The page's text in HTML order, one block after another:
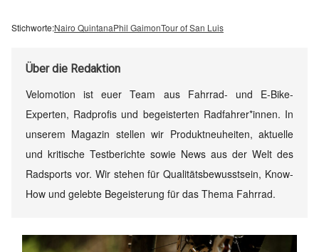
Stichworte:Nairo QuintanaPhil GaimonTour of San Luis
Überdie Redaktion
Velomotion ist euer Team aus Fahrrad- und E-Bike-
Experten, Radprofis und begeisterten Radfahrer*innen. In
unserem Magazin stellen wir Produktneuheiten, aktuelle
und kritische Testberichte sowie News aus der Welt des
Radsports vor. Wir stehen für Qualitätsbewusstsein, Know-
How und gelebte Begeisterung für das Thema Fahrrad.